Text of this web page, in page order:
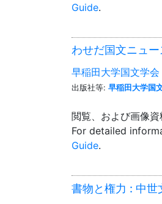
Guide.
わせだ国文ニュ
早稲田大学国文学会
出版社等: 早稲田大学国
閲覧、および画像
For detailed
Guide.
書物と権力 : 中